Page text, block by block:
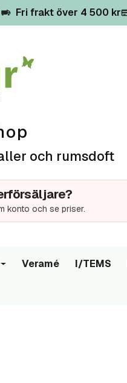
Fri frakt över 4 500 kr
och rumsdoft
konto och se priser.
Veramé I/TEMS